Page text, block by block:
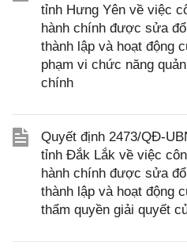
tỉnh Hưng Yên về việc
hành chính được sửa
thành lập và hoạt động
phạm vi chức năng
chính
Quyết định 2473/QĐ-
tỉnh Đắk Lắk về việc
hành chính được sửa
thành lập và hoạt động
thẩm quyền giải quyết